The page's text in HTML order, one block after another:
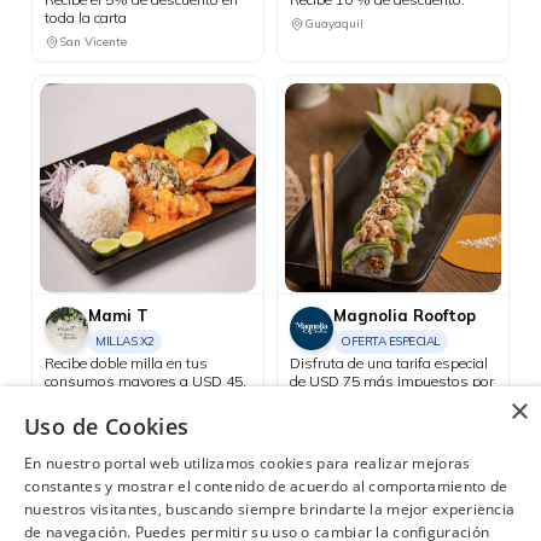
toda la carta
San Vicente
Guayaquil
Mami T
MILLAS X2
Recibe doble milla en tus
consumos mayores a USD 45.
Magnolia Rooftop
OFERTA ESPECIAL
Disfruta de una tarifa especial
de USD 75 más impuestos por
×
Uso de Cookies
En nuestro portal web utilizamos cookies para realizar mejoras
constantes y mostrar el contenido de acuerdo al comportamiento de
nuestros visitantes, buscando siempre brindarte la mejor experiencia
de navegación. Puedes permitir su uso o cambiar la configuración